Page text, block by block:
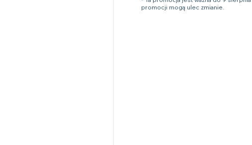
promocji mogą ulec zmianie.